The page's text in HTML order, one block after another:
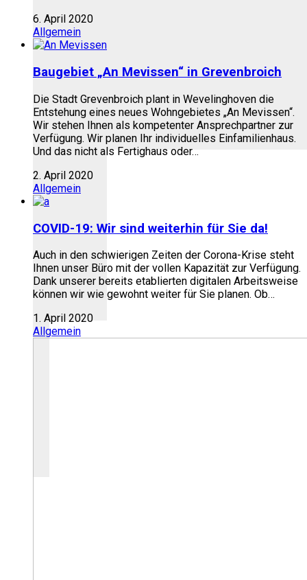
6. April 2020
Allgemein
Baugebiet „An Mevissen“ in Grevenbroich
Die Stadt Grevenbroich plant in Wevelinghoven die
Entstehung eines neues Wohngebietes „An Mevissen“.
Wir stehen Ihnen als kompetenter Ansprechpartner zur
Verfügung. Wir planen Ihr individuelles Einfamilienhaus.
Und das nicht als Fertighaus oder…
2. April 2020
Allgemein
COVID-19: Wir sind weiterhin für Sie da!
Auch in den schwierigen Zeiten der Corona-Krise steht
Ihnen unser Büro mit der vollen Kapazität zur Verfügung.
Dank unserer bereits etablierten digitalen Arbeitsweise
können wir wie gewohnt weiter für Sie planen. Ob…
1. April 2020
Allgemein